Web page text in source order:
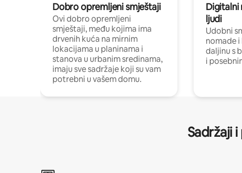
Dobro opremljeni smještaji
Ovi dobro opremljeni
smještaji, među kojima ima
drvenih kuća na mirnim
lokacijama u planinama i
stanova u urbanim sredinama,
imaju sve sadržaje koji su vam
potrebni u vašem domu.
Digitalni
ljudi
Udobni
nomade
daljinu s
i
Sadržaji